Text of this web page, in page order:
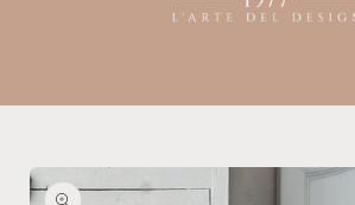
sul
prodotto